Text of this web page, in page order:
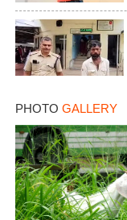
PHOTO GALLERY